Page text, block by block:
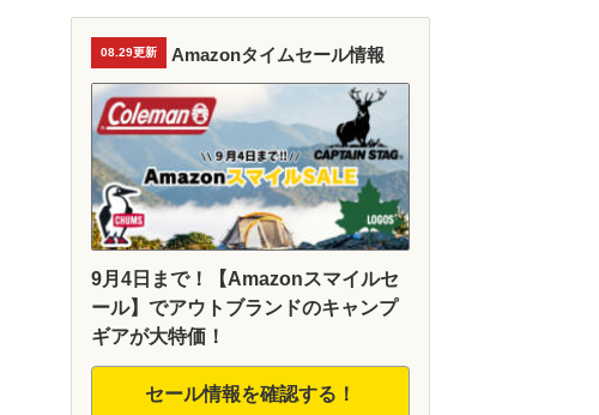
08.29更新 Amazonタイムセール情報
9月4日まで！【Amazonスマイルセ
ール】でアウトブランドのキャンプ
ギアが大特価！
セール情報を確認する！